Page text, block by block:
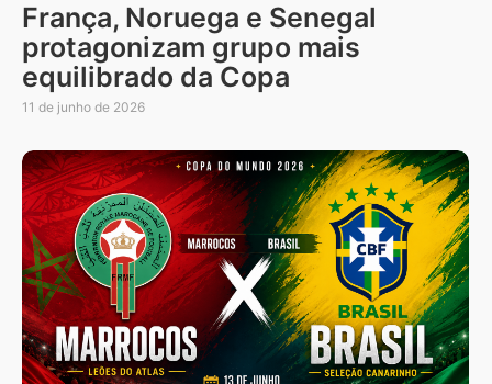
França, Noruega e Senegal
protagonizam grupo mais
equilibrado da Copa
11 de junho de 2026